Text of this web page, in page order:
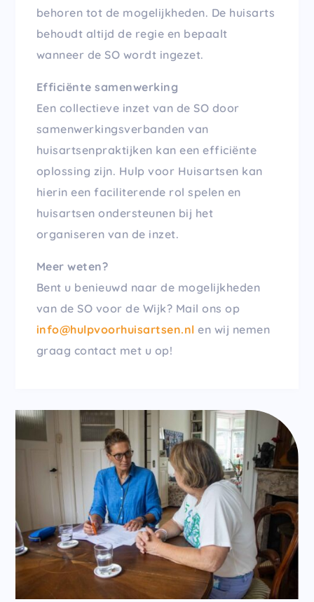
behoren tot de mogelijkheden. De huisarts
behoudt altijd de regie en bepaalt
wanneer de SO wordt ingezet.
Efficiënte samenwerking
Een collectieve inzet van de SO door
samenwerkingsverbanden van
huisartsenpraktijken kan een efficiënte
oplossing zijn. Hulp voor Huisartsen kan
hierin een faciliterende rol spelen en
huisartsen ondersteunen bij het
organiseren van de inzet.
Meer weten?
Bent u benieuwd naar de mogelijkheden
van de SO voor de Wijk? Mail ons op
info@hulpvoorhuisartsen.nl en wij nemen
graag contact met u op!